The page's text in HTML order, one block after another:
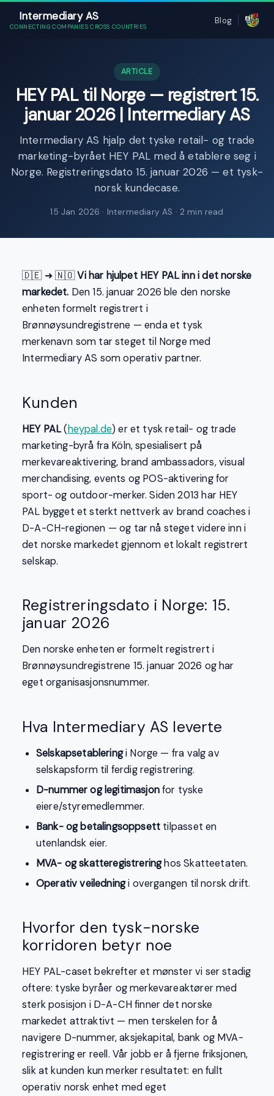
Intermediary AS
CONNECTING COMPANIES CROSS COUNTRIES
Blog
ARTICLE
HEY PAL til Norge — registrert 15.
januar 2026 | Intermediary AS
Intermediary AS hjalp det tyske retail- og trade
marketing-byrået HEY PAL med å etablere seg i
Norge. Registreringsdato 15. januar 2026 — et tysk-
norsk kundecase.
15 Jan 2026 · Intermediary AS · 2 min read
🇩🇪 ➜ 🇳🇴Vi har hjulpet HEY PAL inn i det norske
markedet. Den 15. januar 2026 ble den norske
enheten formelt registrert i
Brønnøysundregistrene — enda et tysk
merkenavn som tar steget til Norge med
Intermediary AS som operativ partner.
Kunden
HEY PAL(heypal.de) er et tysk retail- og trade
marketing-byrå fra Köln, spesialisert på
merkevareaktivering, brand ambassadors, visual
merchandising, events og POS-aktivering for
sport- og outdoor-merker. Siden 2013 har HEY
PAL bygget et sterkt nettverk av brand coaches i
D-A-CH-regionen — og tar nå steget videre inn i
det norske markedet gjennom et lokalt registrert
selskap.
Registreringsdato i Norge: 15.
januar 2026
Den norske enheten er formelt registrert i
Brønnøysundregistrene 15. januar 2026 og har
eget organisasjonsnummer.
Hva Intermediary AS leverte
Selskapsetableringi Norge — fra valg av
selskapsform til ferdig registrering.
D-nummer og legitimasjonfor tyske
eiere/styremedlemmer.
Bank- og betalingsoppsett tilpasset en
utenlandsk eier.
MVA- og skatteregistreringhos Skatteetaten.
Operativ veiledningi overgangen til norsk drift.
Hvorfor den tysk-norske
korridoren betyr noe
HEY PAL-caset bekrefter et mønster vi ser stadig
oftere: tyske byråer og merkevareaktører med
sterk posisjon i D-A-CH finner det norske
markedet attraktivt — men terskelen for å
navigere D-nummer, aksjekapital, bank og MVA-
registrering er reell. Vår jobb er å fjerne friksjonen,
slik at kunden kun merker resultatet: en fullt
operativ norsk enhet med eget